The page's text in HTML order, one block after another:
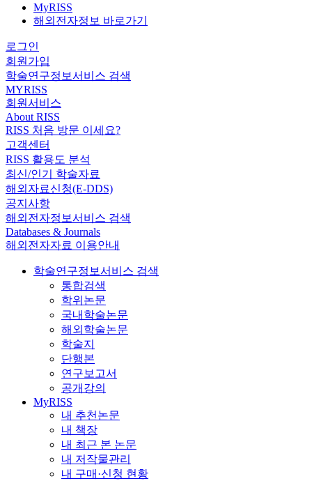
MyRISS
해외전자정보 바로가기
로그인
회원가입
학술연구정보서비스 검색
MYRISS
회원서비스
About RISS
RISS 처음 방문 이세요?
고객센터
RISS 활용도 분석
최신/인기 학술자료
해외자료신청(E-DDS)
공지사항
해외전자정보서비스 검색
Databases & Journals
해외전자자료 이용안내
학술연구정보서비스 검색
통합검색
학위논문
국내학술논문
해외학술논문
학술지
단행본
연구보고서
공개강의
MyRISS
내 추천논문
내 책장
내 최근 본 논문
내 저작물관리
내 구매·신청 현황